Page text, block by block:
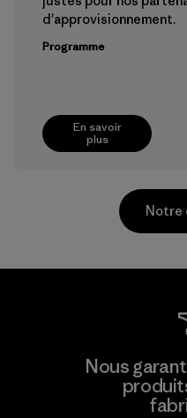
En savoir
plus
d'approvisionnement.
Programme
Hirdaramani
Ltd. -
Notre
Nous